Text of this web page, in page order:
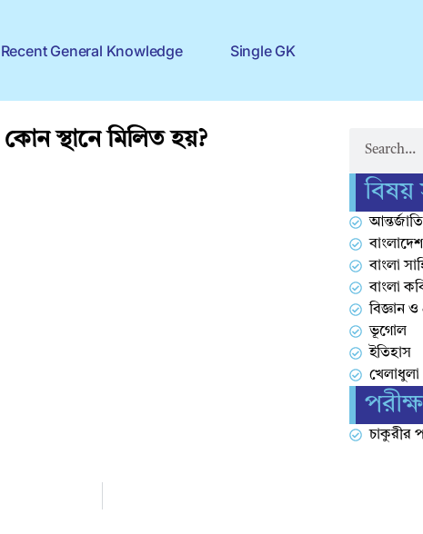
Recent General Knowledge Single GK
কোন স্থানে মিলিত হয়?
বিষয়
বাংলা
বাংলা
বিজ্ঞান ও
ভূগোল
ইতিহাস
খেলাধুলা
চাকুরীর